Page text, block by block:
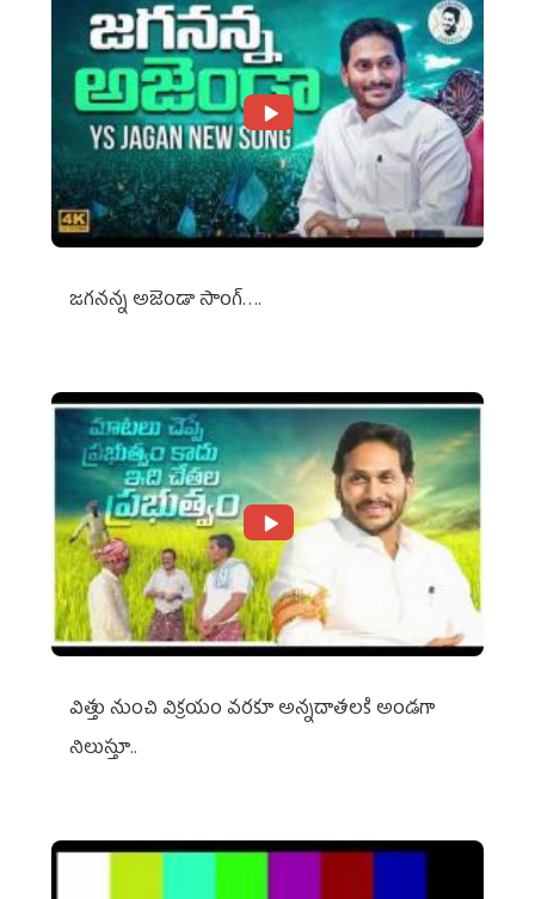
జగనన్న అజెండా సాంగ్….
విత్తు నుంచి విక్రయం వరకూ అన్నదాతలకి అండగా
నిలుస్తూ..